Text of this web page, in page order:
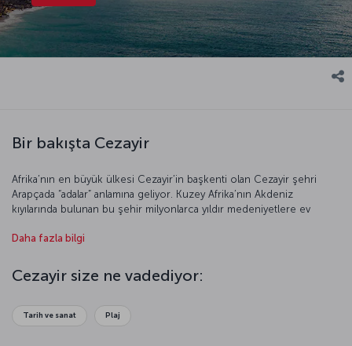
Bir bakışta Cezayir
Afrika’nın en büyük ülkesi Cezayir’in başkenti olan Cezayir şehri
Arapçada “adalar” anlamına geliyor. Kuzey Afrika’nın Akdeniz
kıyılarında bulunan bu şehir milyonlarca yıldır medeniyetlere ev
de anlayabiliyoruz. Antik çağda Mısır ve Kartaca ile ilişkisi bulunan
Reis’in fethetmesiyle Osmanlı topraklarına katıldı. O dönemde
korsanlarıyla Avrupa’ya korku salan Cezayir, 1830 yılındaki Fransız
bağımsızlığını ilan etti. Sizi çöl ikliminin hüküm sürdüğü, Atlas
Daha fazla bilgi
Cezayir size ne vadediyor:
Tarih ve sanat Plaj